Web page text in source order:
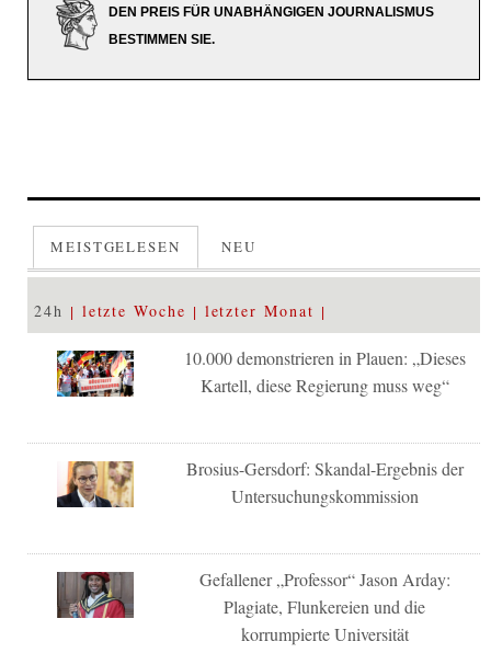
DEN PREIS FÜR UNABHÄNGIGEN JOURNALISMUS
BESTIMMEN SIE.
MEISTGELESEN NEU
24h letzte Woche letzter Monat
10.000 demonstrieren in Plauen: „Dieses
Kartell, diese Regierung muss weg“
Brosius-Gersdorf: Skandal-Ergebnis der
Untersuchungskommission
Gefallener „Professor“ Jason Arday:
Plagiate, Flunkereien und die
korrumpierte Universität